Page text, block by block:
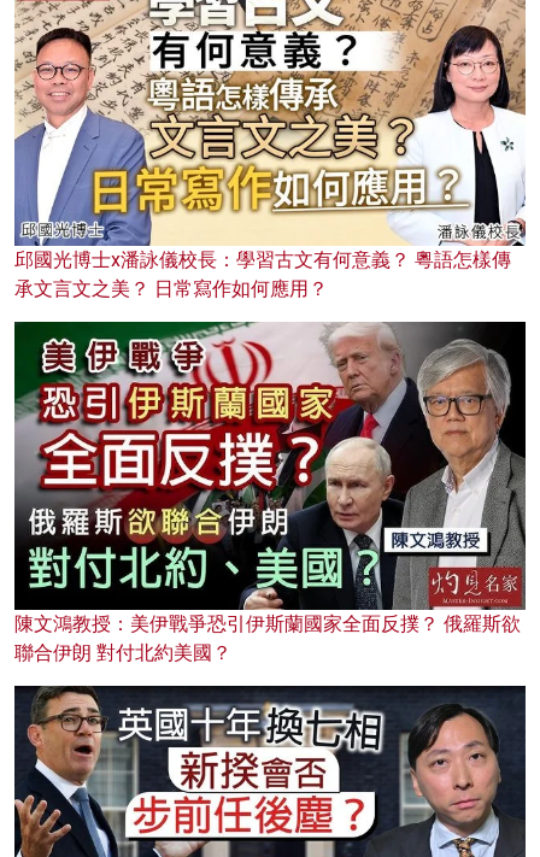
邱國光博士x潘詠儀校長：學習古文有何意義？ 粵語怎樣傳
承文言文之美？ 日常寫作如何應用？
陳文鴻教授：美伊戰爭恐引伊斯蘭國家全面反撲？ 俄羅斯欲
聯合伊朗 對付北約美國？